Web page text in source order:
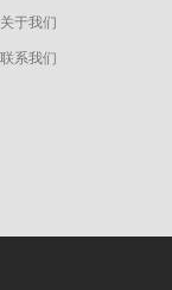
关于我们
联系我们